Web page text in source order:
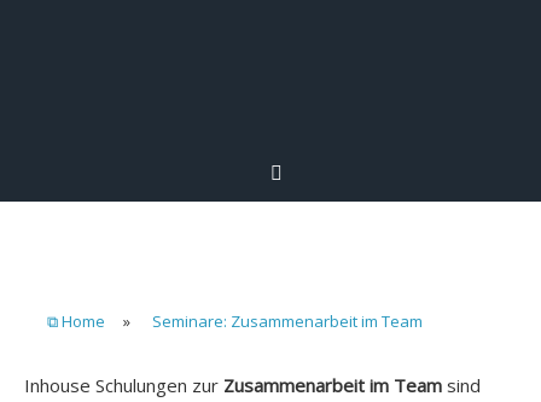
⧉ Home » Seminare: Zusammenarbeit im Team
Inhouse Schulungen zur Zusammenarbeit im Team sind